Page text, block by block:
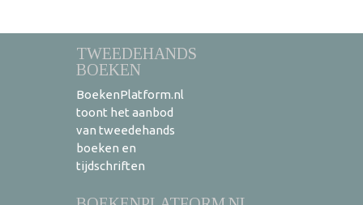
TWEEDEHANDS
BOEKEN
BoekenPlatform.nl
toont het aanbod
van tweedehands
boeken en
tijdschriften